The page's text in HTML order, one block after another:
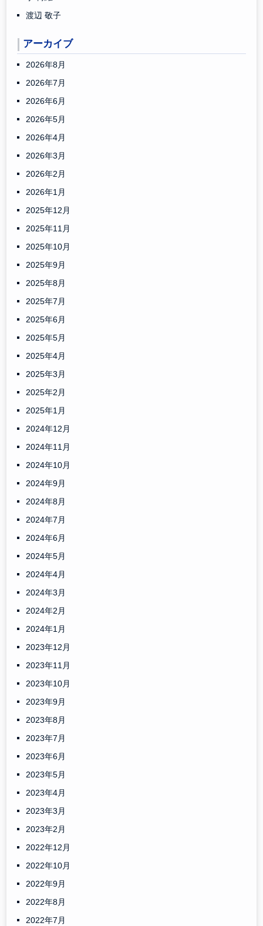
渡辺 敬子
アーカイブ
2026年8月
2026年7月
2026年6月
2026年5月
2026年4月
2026年3月
2026年2月
2026年1月
2025年12月
2025年11月
2025年10月
2025年9月
2025年8月
2025年7月
2025年6月
2025年5月
2025年4月
2025年3月
2025年2月
2025年1月
2024年12月
2024年11月
2024年10月
2024年9月
2024年8月
2024年7月
2024年6月
2024年5月
2024年4月
2024年3月
2024年2月
2024年1月
2023年12月
2023年11月
2023年10月
2023年9月
2023年8月
2023年7月
2023年6月
2023年5月
2023年4月
2023年3月
2023年2月
2022年12月
2022年10月
2022年9月
2022年8月
2022年7月